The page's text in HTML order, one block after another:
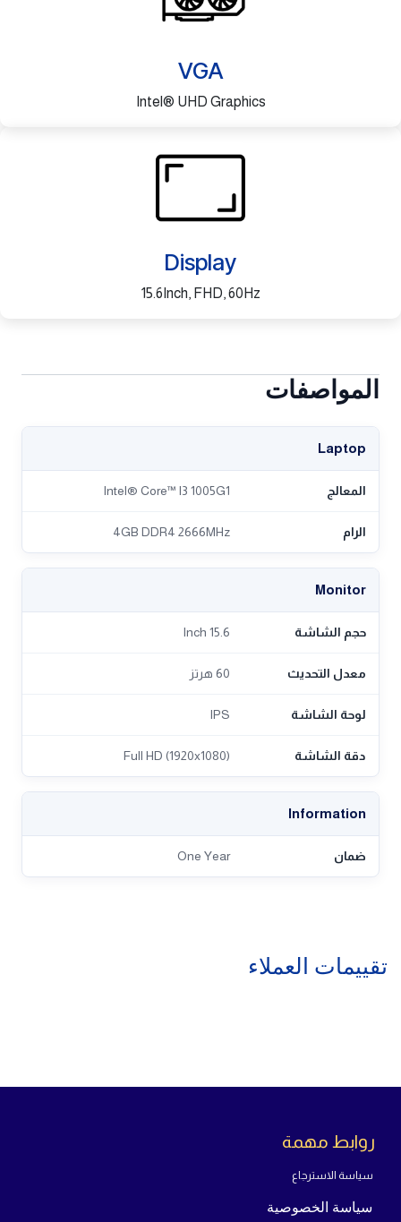
VGA
Intel® UHD Graphics
Display
15.6Inch, FHD, 60Hz
المواصفات
Laptop
المعالج Intel® Core™ I3 1005G1
الرام 4GB DDR4 2666MHz
Monitor
حجم الشاشة 15.6 Inch
معدل التحديث 60 هرتز
لوحة الشاشة IPS
دقة الشاشة Full HD (1920x1080)
Information
ضمان One Year
تقييمات العملاء
روابط مهمة
سياسة الاسترجاع
سياسة الخصوصية